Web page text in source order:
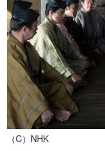
（C）NHK